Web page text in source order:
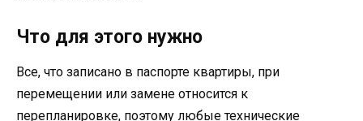
Что для этого нужно
Все, что записано в паспорте квартиры, при
перемещении или замене относится к
перепланировке, поэтому любые технические